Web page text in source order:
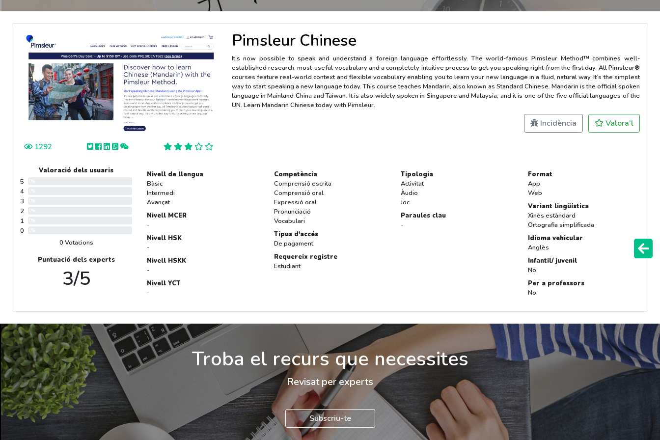
1292
Pimsleur Chinese
It’s now possible to speak and understand a foreign language effortlessly. The world-famous Pimsleur Method™ combines well-
established research, most-useful vocabulary and a completely intuitive process to get you speaking right from the first day. All Pimsleur®
courses feature real-world context and flexible vocabulary enabling you to learn your new language in a fluid, natural way. It’s the simplest
way to start speaking a new language today. This course teaches Mandarin, also known as Standard Chinese. Mandarin is the official spoken
language in Mainland China and Taiwan. It is also widely spoken in Singapore and Malaysia, and it is one of the five official languages of the
UN. Learn Mandarin Chinese today with Pimsleur.
Incidència Valora’l
Valoració dels usuaris
5
4
3
2
1
0
0 Votacions
Puntuació dels experts
3/5
Nivell de llengua
Bàsic
Intermedi
Avançat
Nivell MCER
-
Nivell HSK
-
Nivell HSKK
-
Nivell YCT
-
Competència
Comprensió escrita
Comprensió oral
Expressió oral
Pronunciació
Vocabulari
Tipus d'accés
De pagament
Requereix registre
Estudiant
Tipologia
Activitat
Àudio
Joc
Paraules clau
-
Format
App
Web
Variant lingüística
Xinès estàndard
Ortografia simplificada
Idioma vehicular
Anglès
Infantil/ juvenil
No
Per a professors
No
Troba el recurs que necessites
Revisat per experts
Subscriu-te